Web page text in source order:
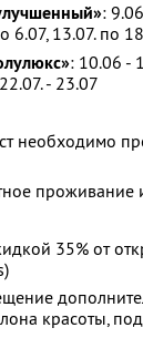
:
6.07, 13.07. по
: 10.06 -
- 23.07
проживание
35% от
красоты,